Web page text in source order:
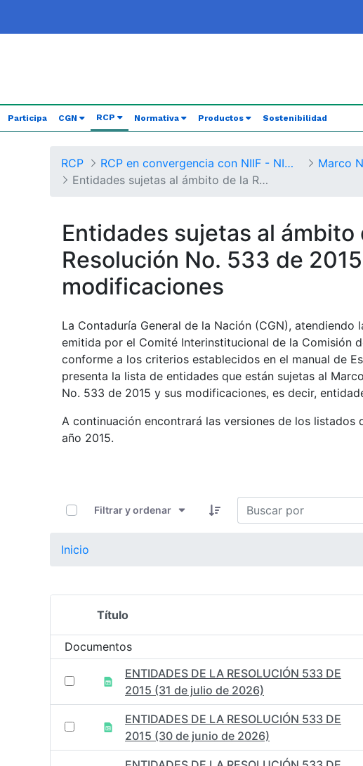
Participa CGN RCP (current)
Normativa Productos Sostenibilidad
RCP RCP en convergencia con NIIF - NICSP
Entidades sujetas al ámbito de la Resolución No. 533/2015 y sus modificaciones
Entidades sujetas al ámbito
Resolución No. 533 de
modificaciones
La Contaduría General de la Nación (CGN),
emitida por el Comité Interinstitucional de la Comisión
conforme a los criterios establecidos en el manual de
presenta la lista de entidades que están sujetas al
No. 533 de 2015 y sus modificaciones, es decir,
A continuación encontrará las versiones de los listados
año 2015.
Filtrar y ordenar
Inicio
Selección del elemento
Título
Documentos
ENTIDADES DE LA RESOLUCIÓN 533 DE
2015 (31 de julio de 2026)
ENTIDADES DE LA RESOLUCIÓN 533 DE
2015 (30 de junio de 2026)